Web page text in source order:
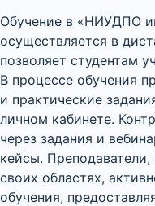
Обучение в «НИУДПО
осуществляется в
позволяет студентам
В процессе обучения
и практические
личном кабинете.
через задания и
кейсы.
своих областях,
обучения,